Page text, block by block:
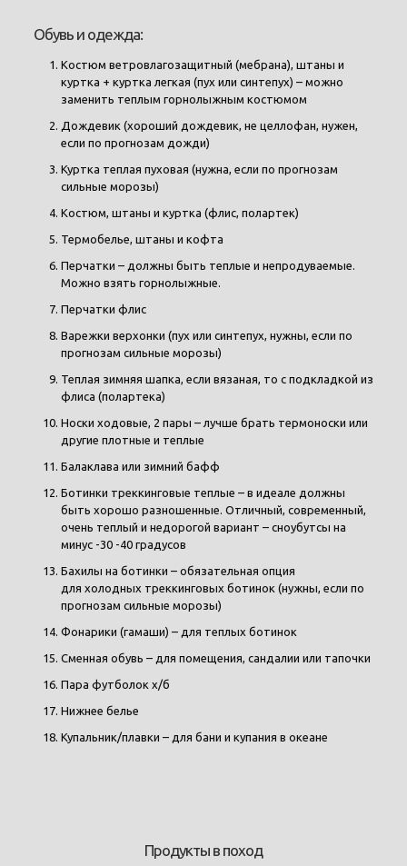
Обувь и одежда:
Костюм ветровлагозащитный (мебрана), штаны и
куртка + куртка легкая (пух или синтепух) – можно
заменить теплым горнолыжным костюмом
Дождевик (хороший дождевик, не целлофан, нужен,
если по прогнозам дожди)
Куртка теплая пуховая (нужна, если по прогнозам
сильные морозы)
Костюм, штаны и куртка (флис, полартек)
Термобелье, штаны и кофта
Перчатки – должны быть теплые и непродуваемые.
Можно взять горнолыжные.
Перчатки флис
Варежки верхонки (пух или синтепух, нужны, если по
прогнозам сильные морозы)
Теплая зимняя шапка, если вязаная, то с подкладкой из
флиса (полартека)
Носки ходовые, 2 пары – лучше брать термоноски или
другие плотные и теплые
Балаклава или зимний бафф
Ботинки треккинговые теплые – в идеале должны
быть хорошо разношенные. Отличный, современный,
очень теплый и недорогой вариант – сноубутсы на
минус -30 -40 градусов
Бахилы на ботинки – обязательная опция
для холодных треккинговых ботинок (нужны, если по
прогнозам сильные морозы)
Фонарики (гамаши) – для теплых ботинок
Сменная обувь – для помещения, сандалии или тапочки
Пара футболок х/б
Нижнее белье
Купальник/плавки – для бани и купания в океане
Продукты в поход